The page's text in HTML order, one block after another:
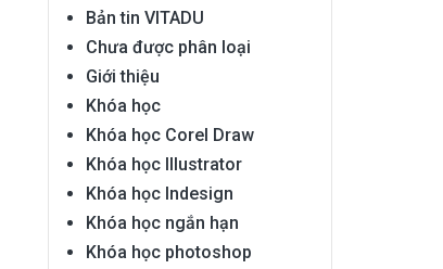
Bản tin VITADU
Chưa được phân loại
Giới thiệu
Khóa học
Khóa học Corel Draw
Khóa học Illustrator
Khóa học Indesign
Khóa học ngắn hạn
Khóa học photoshop